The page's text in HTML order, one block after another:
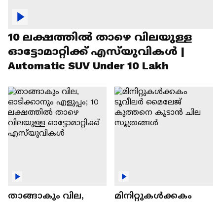
10 ലക്ഷത്തിൽ താഴെ വിലയുള്ള
ഓട്ടോമാറ്റിക്ക് എസ്‍യുവികൾ |
Automatic SUV Under 10 Lakh
താങ്ങാകും വില,
മിനിറ്റുകൾക്കകം